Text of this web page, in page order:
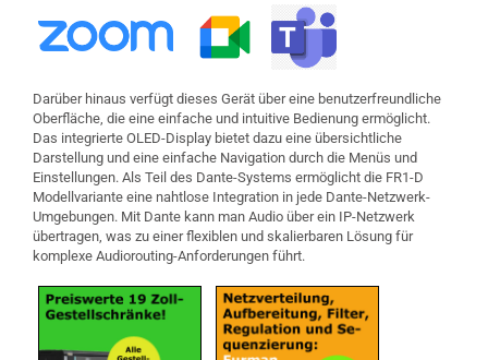
Darüber hinaus verfügt dieses Gerät über eine benutzerfreundliche
Oberfläche, die eine einfache und intuitive Bedienung ermöglicht.
Das integrierte OLED-Display bietet dazu eine übersichtliche
Darstellung und eine einfache Navigation durch die Menüs und
Einstellungen. Als Teil des Dante-Systems ermöglicht die FR1-D
Modellvariante eine nahtlose Integration in jede Dante-Netzwerk-
Umgebungen. Mit Dante kann man Audio über ein IP-Netzwerk
übertragen, was zu einer flexiblen und skalierbaren Lösung für
komplexe Audiorouting-Anforderungen führt.